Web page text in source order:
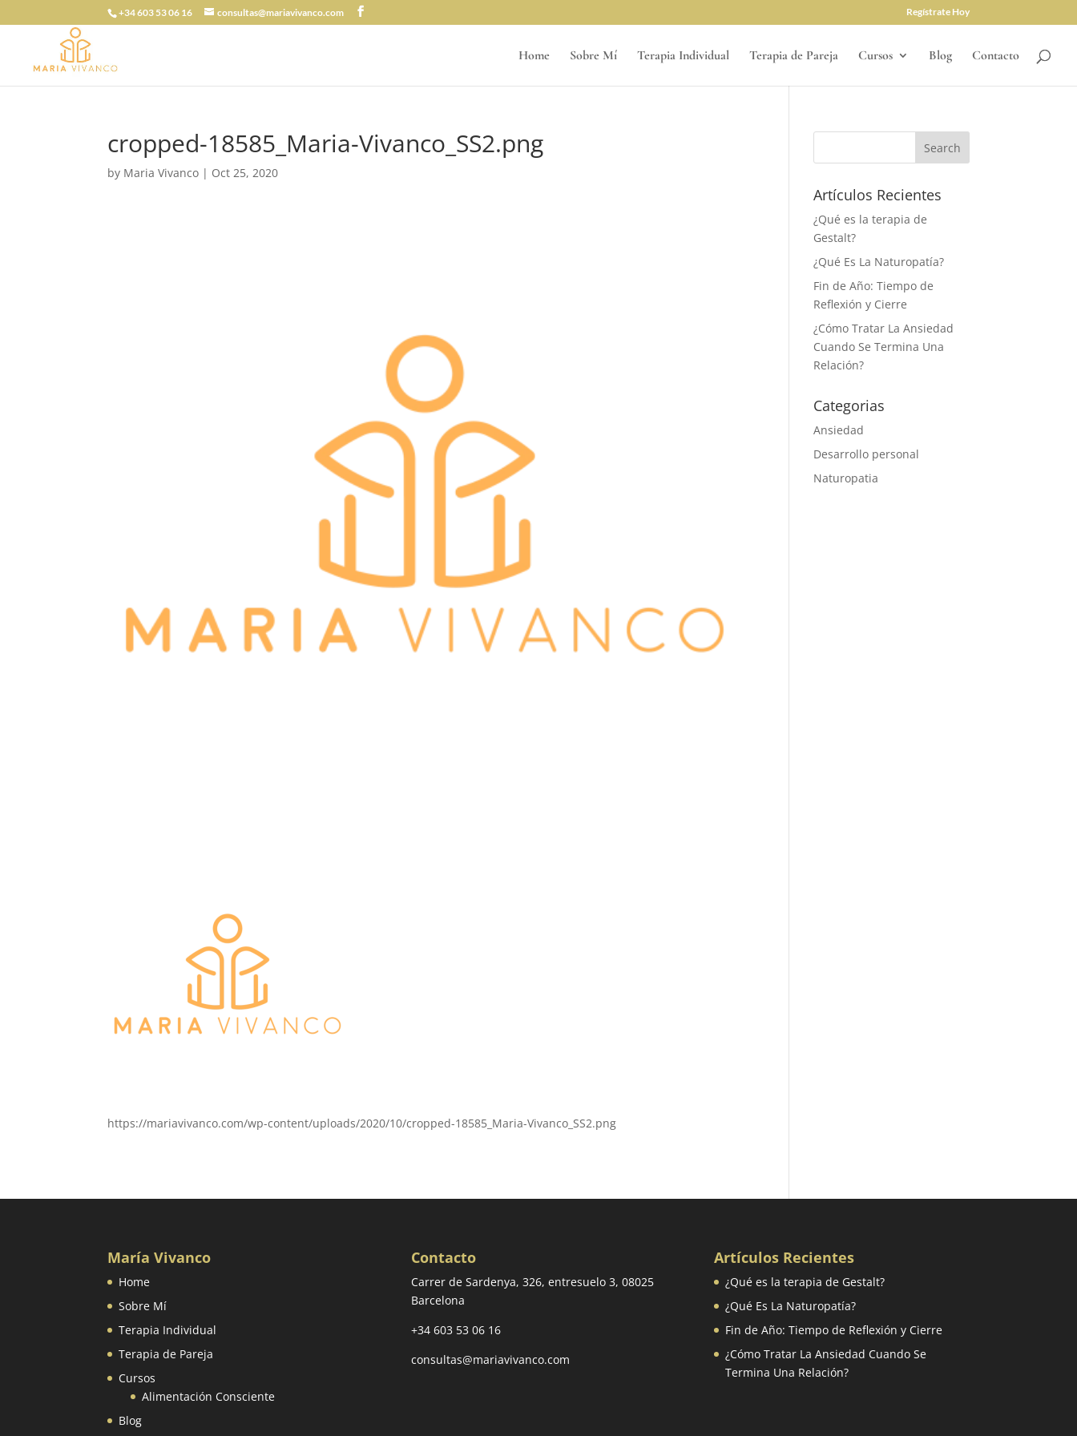
+34 603 53 06 16 consultas@mariavivanco.com Regístrate Hoy
Home Sobre Mí Terapia Individual Terapia de Pareja Cursos Blog Contacto
cropped-18585_Maria-Vivanco_SS2.png
by Maria Vivanco | Oct 25, 2020
https://mariavivanco.com/wp-content/uploads/2020/10/cropped-18585_Maria-Vivanco_SS2.png
Artículos Recientes
¿Qué es la terapia de
Gestalt?
¿Qué Es La Naturopatía?
Fin de Año: Tiempo de
Reflexión y Cierre
¿Cómo Tratar La Ansiedad
Cuando Se Termina Una
Relación?
Categorias
Ansiedad
Desarrollo personal
Naturopatia
María Vivanco
Home
Sobre Mí
Terapia Individual
Terapia de Pareja
Cursos
Alimentación Consciente
Blog
Contacto
Carrer de Sardenya, 326, entresuelo 3, 08025
Barcelona
+34 603 53 06 16
consultas@mariavivanco.com
Artículos Recientes
¿Qué es la terapia de Gestalt?
¿Qué Es La Naturopatía?
Fin de Año: Tiempo de Reflexión y Cierre
¿Cómo Tratar La Ansiedad Cuando Se
Termina Una Relación?